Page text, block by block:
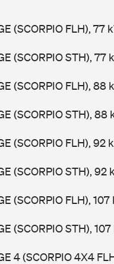
(SCORPIO FLH), 77
(SCORPIO STH),
(SCORPIO FLH), 88
(SCORPIO STH),
(SCORPIO FLH), 92
(SCORPIO STH),
(SCORPIO FLH),
(SCORPIO STH),
4 (SCORPIO 4X4